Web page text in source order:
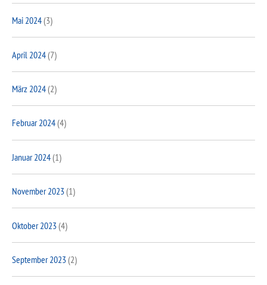
Mai 2024(3)
April 2024(7)
März 2024(2)
Februar 2024(4)
Januar 2024(1)
November 2023(1)
Oktober 2023(4)
September 2023(2)